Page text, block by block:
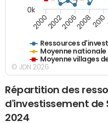
Ressources
Moyenne nationale
Moyenne villages
20002002200620082010
0k
© JDN 2026
Répartition des
d'investissement de
2024